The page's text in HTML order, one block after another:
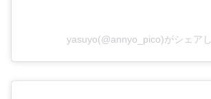
yasuyo(@annyo_pico)がシェア